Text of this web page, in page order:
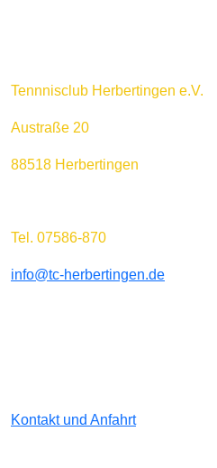
Tennnisclub Herbertingen e.V.
Austraße 20
88518 Herbertingen
Tel. 07586-870
info@tc-herbertingen.de
Kontakt und Anfahrt